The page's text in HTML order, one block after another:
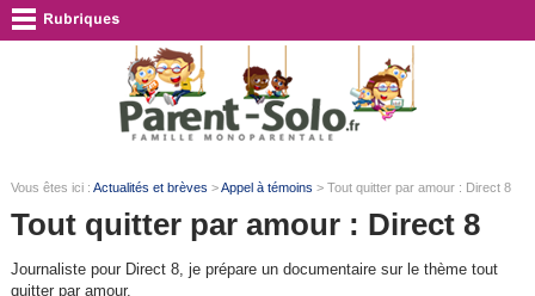
Vous êtes ici : Actualités et brèves >Appel à témoins > Tout quitter par amour : Direct 8
Tout quitter par amour : Direct 8
Journaliste pour Direct 8, je prépare un documentaire sur le thème tout
quitter par amour.